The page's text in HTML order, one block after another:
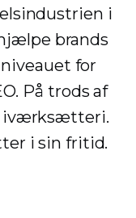
i
brands
for
På trods af
iværksætteri.
i sin fritid.